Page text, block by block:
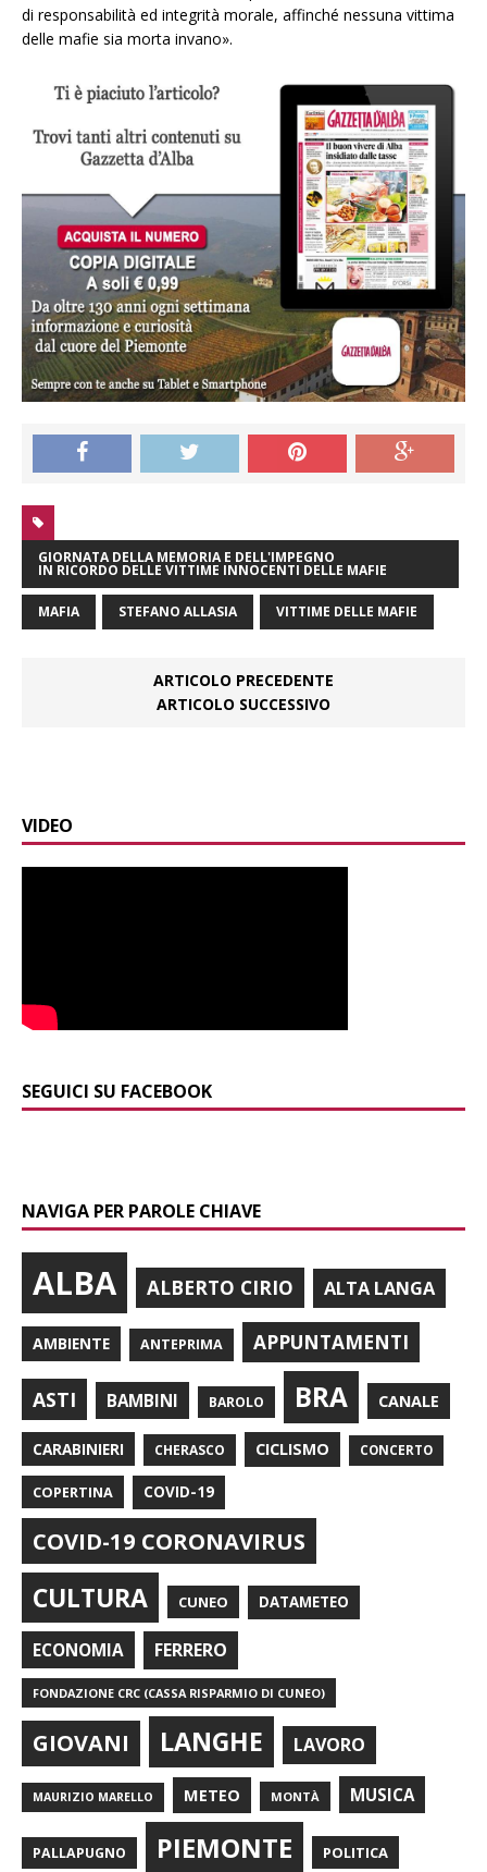
di responsabilità ed integrità morale, affinché nessuna vittima
delle mafie sia morta invano».
GIORNATA DELLA MEMORIA E DELL'IMPEGNO
IN RICORDO DELLE VITTIME INNOCENTI DELLE MAFIE
MAFIA STEFANO ALLASIA VITTIME DELLE MAFIE
ARTICOLO PRECEDENTE
ARTICOLO SUCCESSIVO
VIDEO
SEGUICI SU FACEBOOK
NAVIGA PER PAROLE CHIAVE
ALBA ALBERTO CIRIO ALTA LANGA
AMBIENTE ANTEPRIMA APPUNTAMENTI
ASTI BAMBINI BAROLO BRA CANALE
CARABINIERI CHERASCO CICLISMO CONCERTO
COPERTINA COVID-19
COVID-19 CORONAVIRUS
CULTURA CUNEO DATAMETEO
ECONOMIA FERRERO
FONDAZIONE CRC (CASSA RISPARMIO DI CUNEO)
GIOVANI LANGHE LAVORO
MAURIZIO MARELLO METEO MONTÀ MUSICA
PALLAPUGNO PIEMONTE POLITICA